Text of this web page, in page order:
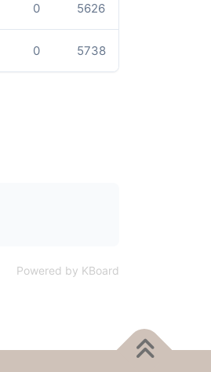
0 5626
0 5738
Powered by KBoard